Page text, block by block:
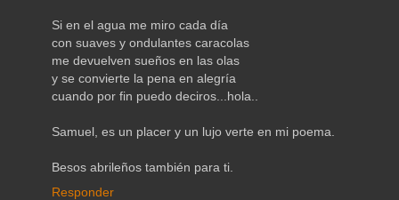
Si en el agua me miro cada día
con suaves y ondulantes caracolas
me devuelven sueños en las olas
y se convierte la pena en alegría
cuando por fin puedo deciros...hola..
Samuel, es un placer y un lujo verte en mi poema.
Besos abrileños también para ti.
Responder